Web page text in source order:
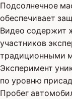
Подсолнечное
обеспечивает
Видео содержит
участников
традиционными
Эксперимент
по уровню
Пробег